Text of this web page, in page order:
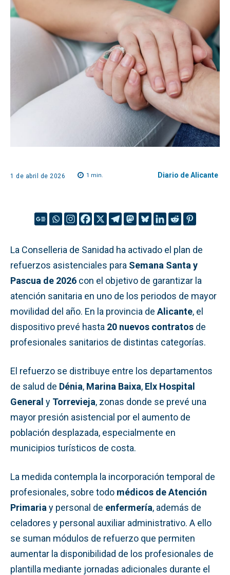
1 de abril de 2026 1 min. Diario de Alicante
La Conselleria de Sanidad ha activado el plan de
refuerzos asistenciales para Semana Santa y
Pascua de 2026 con el objetivo de garantizar la
atención sanitaria en uno de los periodos de mayor
movilidad del año. En la provincia de Alicante, el
dispositivo prevé hasta 20 nuevos contratos de
profesionales sanitarios de distintas categorías.
El refuerzo se distribuye entre los departamentos
de salud de Dénia, Marina Baixa, Elx Hospital
General y Torrevieja, zonas donde se prevé una
mayor presión asistencial por el aumento de
población desplazada, especialmente en
municipios turísticos de costa.
La medida contempla la incorporación temporal de
profesionales, sobre todo médicos de Atención
Primaria y personal de enfermería, además de
celadores y personal auxiliar administrativo. A ello
se suman módulos de refuerzo que permiten
aumentar la disponibilidad de los profesionales de
plantilla mediante jornadas adicionales durante el